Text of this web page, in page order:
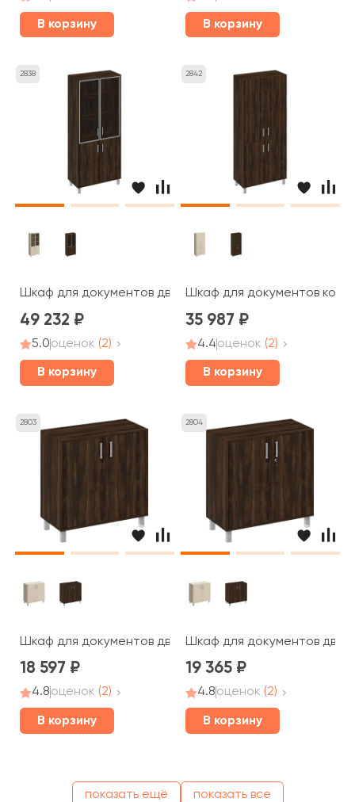
В корзину В корзину
2838
Шкаф для документов двери стеклянные в
49 232
5.0оценок (2)
В корзину
2842
Шкаф для документов
35 987
4.4оценок (2)
В корзину
2803
Шкаф для документов две глухие двери без замка
18 597
4.8оценок (2)
В корзину
2804
Шкаф для документов две
19 365
4.8оценок (2)
В корзину
показать ещё показать все